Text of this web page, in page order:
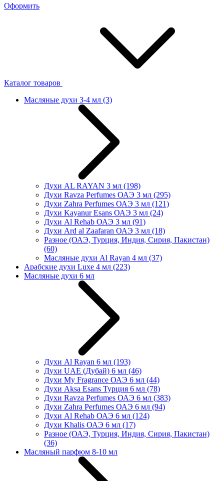
Оформить
Каталог товаров
Масляные духи 3-4 мл (3)
Духи AL RAYAN 3 мл (198)
Духи Ravza Perfumes ОАЭ 3 мл (295)
Духи Zahra Perfumes ОАЭ 3 мл (121)
Духи Kayanur Esans ОАЭ 3 мл (24)
Духи Al Rehab ОАЭ 3 мл (91)
Духи Ard al Zaafaran ОАЭ 3 мл (18)
Разное (ОАЭ, Турция, Индия, Сирия, Пакистан)
(60)
Масляные духи Al Rayan 4 мл (37)
Арабские духи Luxe 4 мл (223)
Масляные духи 6 мл
Духи Al Rayan 6 мл (193)
Духи UAE (Дубай) 6 мл (46)
Духи My Fragrance ОАЭ 6 мл (44)
Духи Aksa Esans Турция 6 мл (78)
Духи Ravza Perfumes ОАЭ 6 мл (383)
Духи Zahra Perfumes ОАЭ 6 мл (94)
Духи Al Rehab ОАЭ 6 мл (124)
Духи Khalis ОАЭ 6 мл (17)
Разное (ОАЭ, Турция, Индия, Сирия, Пакистан)
(36)
Масляный парфюм 8-10 мл